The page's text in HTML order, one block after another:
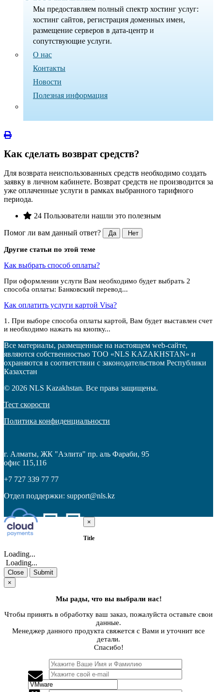
Мы предоставляем полный спектр хостинг услуг:
хостинг сайтов, регистрация доменных имен,
размещение серверов в дата-центр и
сопутствующие услуги.
О нас
Контакты
Новости
Полезная информация
Как сделать возврат средств?
Для возврата неиспользованных средств необходимо создать
заявку в личном кабинете. Возврат средств не производится за
уже оплаченные услуги в рамках выбранного тарифного
периода.
24 Пользователи нашли это полезным
Помог ли вам данный ответ? Да Нет
Другие статьи по этой теме
Как выбрать способ оплаты?
При оформлении услуги Вам необходимо будет выбрать 2
способа оплаты: Банковский перевод...
Как оплатить услуги картой Visa?
1. При выборе способа оплаты картой, Вам будет выставлен счет
и необходимо нажать на кнопку...
Все материалы, размещенные на настоящем web-сайте,
являются собственностью ТОО «NLS KAZAKHSTAN» и
охраняются в соответствии с законодательством Республики
Казахстан
© 2026 NLS Kazakhstan. Все права защищены.
Тест скорости
Политика конфиденциальности
г. Алматы, ЖК "Аэлита" пр. аль Фараби, 95
офис 115,116
+7 727 339 77 77
Отдел поддержки: support@nls.kz
×
Close
Title
Loading...
Loading...
Close
Submit
×
Мы рады, что вы выбрали нас!
Чтобы принять в обработку ваш заказ, пожалуйста оставьте свои
данные.
Менеджер данного продукта свяжется с Вами и уточнит все
детали.
Спасибо!